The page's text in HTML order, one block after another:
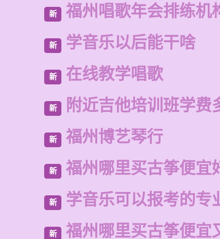
新 福州唱歌年会排练机
新 学音乐以后能干啥
新 在线教学唱歌
新 附近吉他培训班学费
新 福州博艺琴行
新 福州哪里买古筝便宜
新 学音乐可以报考的专
新 福州哪里买古筝便宜